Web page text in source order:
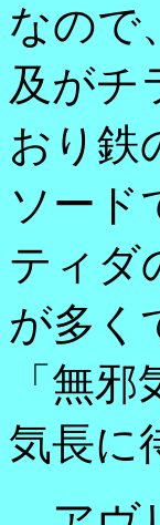
なので
及がチ
おり鉄
ソード
ティダ
が多く
「無
気長に